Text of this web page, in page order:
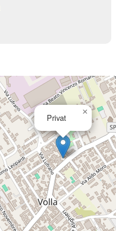
Privat
×